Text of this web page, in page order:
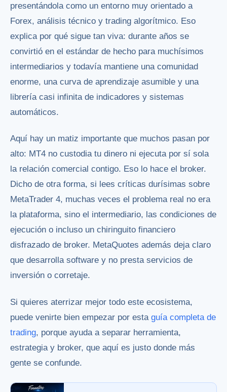
presentándola como un entorno muy orientado a
Forex, análisis técnico y trading algorítmico. Eso
explica por qué sigue tan viva: durante años se
convirtió en el estándar de hecho para muchísimos
intermediarios y todavía mantiene una comunidad
enorme, una curva de aprendizaje asumible y una
librería casi infinita de indicadores y sistemas
automáticos.
Aquí hay un matiz importante que muchos pasan por
alto: MT4 no custodia tu dinero ni ejecuta por sí sola
la relación comercial contigo. Eso lo hace el broker.
Dicho de otra forma, si lees críticas durísimas sobre
MetaTrader 4, muchas veces el problema real no era
la plataforma, sino el intermediario, las condiciones de
ejecución o incluso un chiringuito financiero
disfrazado de broker. MetaQuotes además deja claro
que desarrolla software y no presta servicios de
inversión o corretaje.
Si quieres aterrizar mejor todo este ecosistema,
puede venirte bien empezar por esta guía completa de
trading, porque ayuda a separar herramienta,
estrategia y broker, que aquí es justo donde más
gente se confunde.